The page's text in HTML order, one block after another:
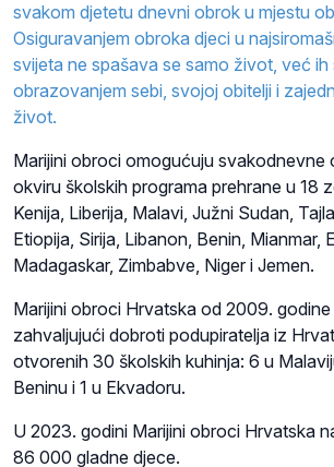
svakom djetetu dnevni obrok u mjestu
Osiguravanjem obroka djeci u
svijeta ne spašava se samo život, već ih
obrazovanjem sebi, svojoj obitelji i
život.
Marijini obroci omogućuju svakodnevne
okviru školskih programa prehrane u 18
Kenija, Liberija, Malavi, Južni Sudan,
Etiopija, Sirija, Libanon, Benin, Mianmar,
Madagaskar, Zimbabve, Niger i Jemen.
Marijini obroci Hrvatska od 2009.
zahvaljujući dobroti podupiratelja iz
otvorenih 30 školskih kuhinja: 6 u
Beninu i 1 u Ekvadoru.
U 2023. godini Marijini obroci Hrvatska
86 000 gladne djece.